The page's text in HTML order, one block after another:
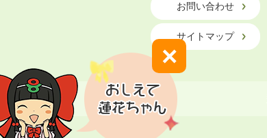
お問い合わせ
サイトマップ
×